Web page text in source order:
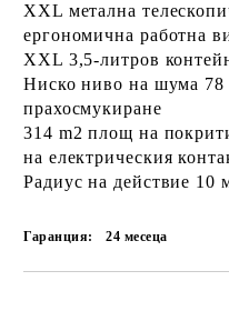
XXL метална
ергономична работна
XXL 3,5-литров
Ниско ниво на шума 78
прахосмукиране
314 m2 площ на
на електрическия
Радиус на действие 10
Гаранция: 24 месеца